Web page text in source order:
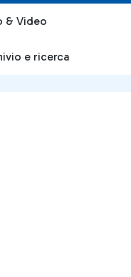
& Video
e ricerca